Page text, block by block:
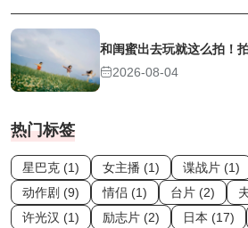
和闺蜜出去玩就这么拍！
2026-08-04
热门标签
星巴克 (1) 女主播 (1) 谍战片 (1)
动作剧 (9)
情侣 (1) 台片 (2)
许光汉 (1)
励志片 (2) 日本 (17)